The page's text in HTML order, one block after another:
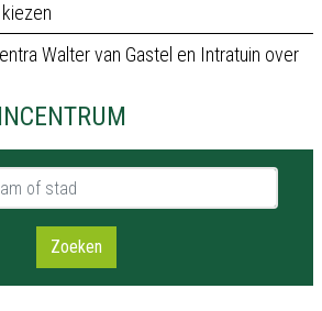
Walter van Gastel en Intratuin over
of stad
Zoeken